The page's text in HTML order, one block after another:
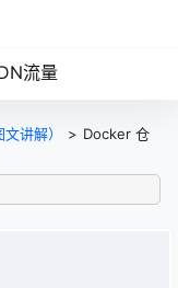
流量
讲解） > Docker 仓